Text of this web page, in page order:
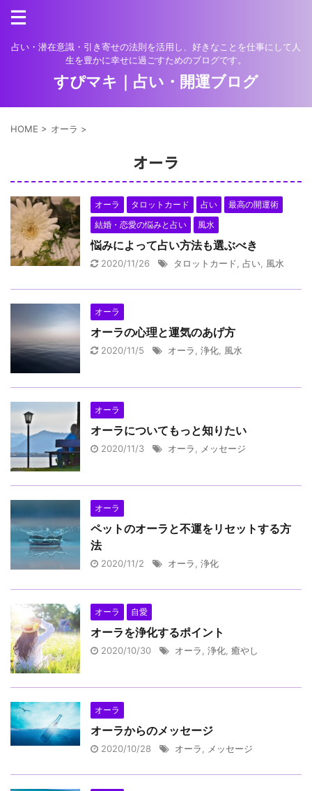
占い・潜在意識・引き寄せの法則を活用し、好きなことを仕事にして人
生を豊かに幸せに過ごすためのブログです。
すぴマキ｜占い・開運ブログ
HOME > オーラ >
オーラ
オーラ タロットカード 占い
最高の開運術
結婚・恋愛の悩みと占い
風水
悩みによって占い方法も選ぶべき
2020/11/26 タロットカード 占い 風水
オーラ
オーラの心理と運気のあげ方
2020/11/5 オーラ 浄化 風水
オーラ
オーラについてもっと知りたい
2020/11/3 オーラ メッセージ
オーラ
ペットのオーラと不運をリセットする方
法
2020/11/2 オーラ 浄化
オーラ 自愛
オーラを浄化するポイント
2020/10/30 オーラ 浄化 癒やし
オーラ
オーラからのメッセージ
2020/10/28 オーラ メッセージ